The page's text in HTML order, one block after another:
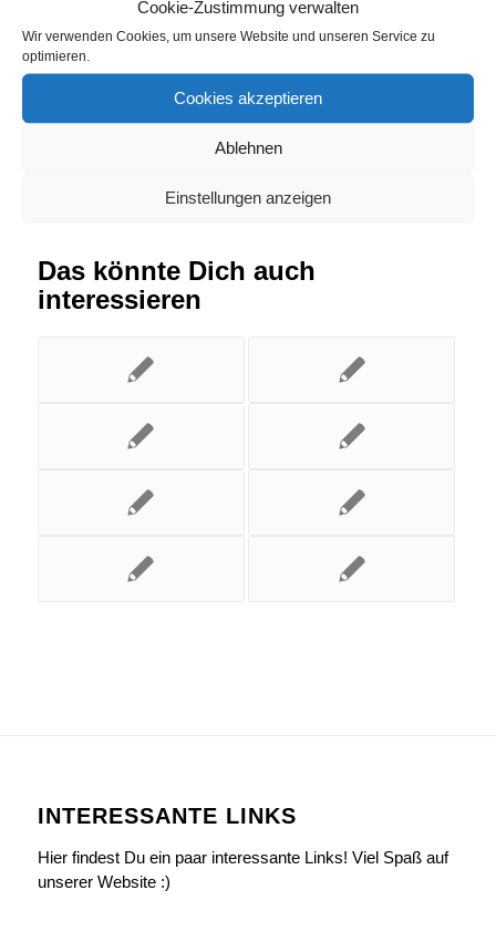
Cookie-Zustimmung verwalten
Wir verwenden Cookies, um unsere Website und unseren Service zu
optimieren.
Cookies akzeptieren
Ablehnen
Einstellungen anzeigen
Eintrag teilen
Das könnte Dich auch
interessieren
INTERESSANTE LINKS
Hier findest Du ein paar interessante Links! Viel Spaß auf
unserer Website :)